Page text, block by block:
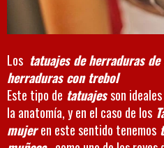
Los tatuajes de herraduras
herraduras con trebol
Este tipo de tatuajesson
la anatomía, y en el caso de los
mujeren este sentido tenemos